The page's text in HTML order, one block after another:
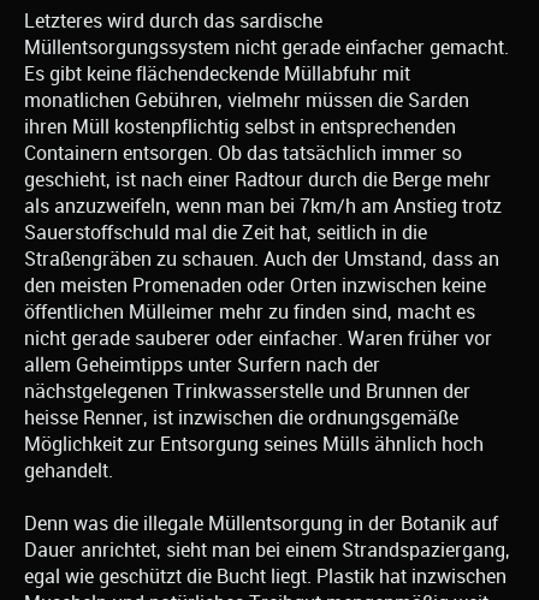
Letzteres wird durch das sardische
Müllentsorgungssystem nicht gerade einfacher gemacht.
Es gibt keine flächendeckende Müllabfuhr mit
monatlichen Gebühren, vielmehr müssen die Sarden
ihren Müll kostenpflichtig selbst in entsprechenden
Containern entsorgen. Ob das tatsächlich immer so
geschieht, ist nach einer Radtour durch die Berge mehr
als anzuzweifeln, wenn man bei 7km/h am Anstieg trotz
Sauerstoffschuld mal die Zeit hat, seitlich in die
Straßengräben zu schauen. Auch der Umstand, dass an
den meisten Promenaden oder Orten inzwischen keine
öffentlichen Mülleimer mehr zu finden sind, macht es
nicht gerade sauberer oder einfacher. Waren früher vor
allem Geheimtipps unter Surfern nach der
nächstgelegenen Trinkwasserstelle und Brunnen der
heisse Renner, ist inzwischen die ordnungsgemäße
Möglichkeit zur Entsorgung seines Mülls ähnlich hoch
gehandelt.
Denn was die illegale Müllentsorgung in der Botanik auf
Dauer anrichtet, sieht man bei einem Strandspaziergang,
egal wie geschützt die Bucht liegt. Plastik hat inzwischen